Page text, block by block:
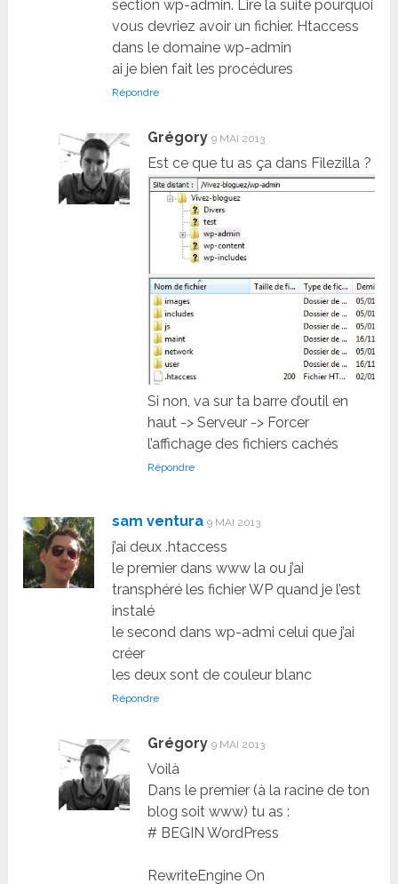
section wp-admin. Lire la suite pourquoi
vous devriez avoir un fichier. Htaccess
dans le domaine wp-admin
ai je bien fait les procédures
Répondre
Grégory 9 MAI 2013
Est ce que tu as ça dans Filezilla ?
Si non, va sur ta barre d’outil en
haut -> Serveur -> Forcer
l’affichage des fichiers cachés
Répondre
sam ventura 9 MAI 2013
j’ai deux .htaccess
le premier dans www la ou j’ai
transphéré les fichier WP quand je l’est
instalé
le second dans wp-admi celui que j’ai
créer
les deux sont de couleur blanc
Répondre
Grégory 9 MAI 2013
Voilà
Dans le premier (à la racine de ton
blog soit www) tu as :
# BEGIN WordPress
RewriteEngine On